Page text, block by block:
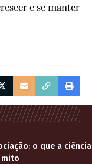
e se manter
o que a
mito